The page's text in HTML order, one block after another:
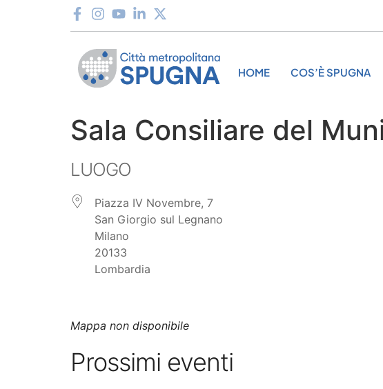
HOME COS’È SPUGNA
Sala Consiliare del
LUOGO
Piazza IV Novembre, 7
San Giorgio sul Legnano
Milano
20133
Lombardia
Mappa non disponibile
Prossimi eventi